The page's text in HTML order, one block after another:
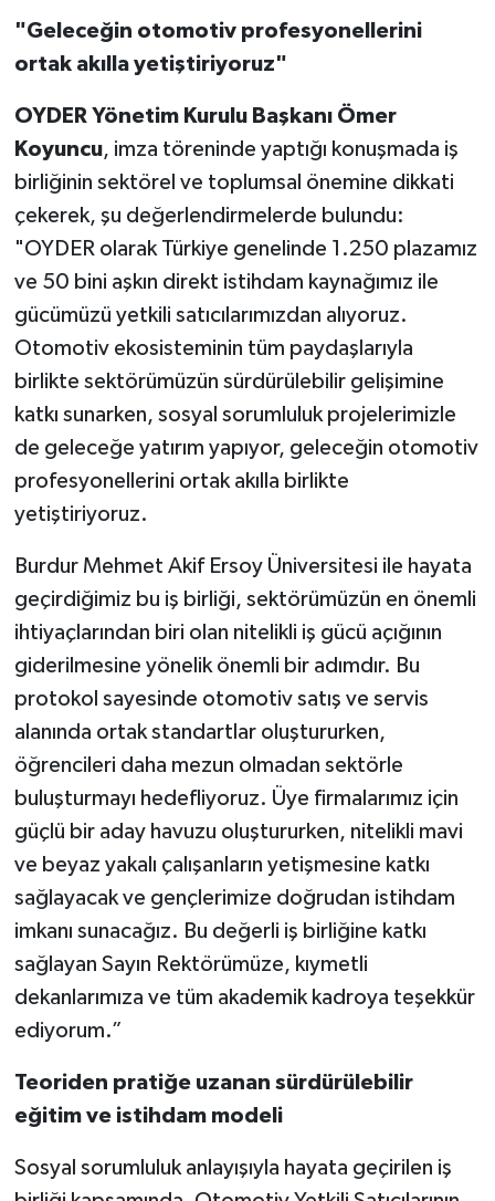
"Geleceğin otomotiv profesyonellerini
ortak akılla yetiştiriyoruz"
OYDER Yönetim Kurulu Başkanı Ömer
Koyuncu, imza töreninde yaptığı konuşmada iş
birliğinin sektörel ve toplumsal önemine dikkati
çekerek, şu değerlendirmelerde bulundu:
"OYDER olarak Türkiye genelinde 1.250 plazamız
ve 50 bini aşkın direkt istihdam kaynağımız ile
gücümüzü yetkili satıcılarımızdan alıyoruz.
Otomotiv ekosisteminin tüm paydaşlarıyla
birlikte sektörümüzün sürdürülebilir gelişimine
katkı sunarken, sosyal sorumluluk projelerimizle
de geleceğe yatırım yapıyor, geleceğin otomotiv
profesyonellerini ortak akılla birlikte
yetiştiriyoruz.
Burdur Mehmet Akif Ersoy Üniversitesi ile hayata
geçirdiğimiz bu iş birliği, sektörümüzün en önemli
ihtiyaçlarından biri olan nitelikli iş gücü açığının
giderilmesine yönelik önemli bir adımdır. Bu
protokol sayesinde otomotiv satış ve servis
alanında ortak standartlar oluştururken,
öğrencileri daha mezun olmadan sektörle
buluşturmayı hedefliyoruz. Üye firmalarımız için
güçlü bir aday havuzu oluştururken, nitelikli mavi
ve beyaz yakalı çalışanların yetişmesine katkı
sağlayacak ve gençlerimize doğrudan istihdam
imkanı sunacağız. Bu değerli iş birliğine katkı
sağlayan Sayın Rektörümüze, kıymetli
dekanlarımıza ve tüm akademik kadroya teşekkür
ediyorum.”
Teoriden pratiğe uzanan sürdürülebilir
eğitim ve istihdam modeli
Sosyal sorumluluk anlayışıyla hayata geçirilen iş